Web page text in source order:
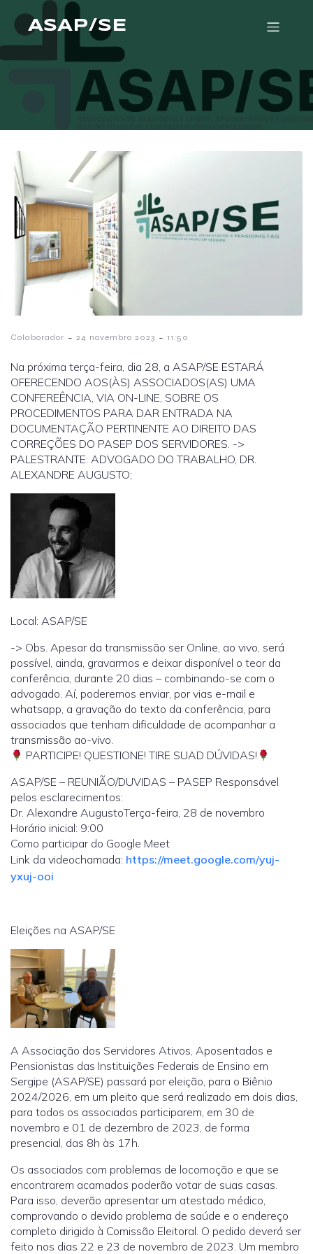
ASAP/SE
Colaborador - 24 novembro 2023 - 11:50
Na próxima terça-feira, dia 28, a ASAP/SE ESTARÁ
OFERECENDO AOS(ÀS) ASSOCIADOS(AS) UMA
CONFEREÊNCIA, VIA ON-LINE, SOBRE OS
PROCEDIMENTOS PARA DAR ENTRADA NA
DOCUMENTAÇÃO PERTINENTE AO DIREITO DAS
CORREÇÕES DO PASEP DOS SERVIDORES. ->
PALESTRANTE: ADVOGADO DO TRABALHO, DR.
ALEXANDRE AUGUSTO;
Local: ASAP/SE
-> Obs. Apesar da transmissão ser Online, ao vivo, será
possível, ainda, gravarmos e deixar disponível o teor da
conferência, durante 20 dias – combinando-se com o
advogado. Aí, poderemos enviar, por vias e-mail e
whatsapp, a gravação do texto da conferência, para
associados que tenham dificuldade de acompanhar a
transmissão ao-vivo.
PARTICIPE! QUESTIONE! TIRE SUAD DÚVIDAS!
ASAP/SE – REUNIÃO/DUVIDAS – PASEP Responsável
pelos esclarecimentos:
Dr. Alexandre AugustoTerça-feira, 28 de novembro
Horário inicial: 9:00
Como participar do Google Meet
Link da videochamada: https://meet.google.com/yuj-
yxuj-ooi
Eleições na ASAP/SE
A Associação dos Servidores Ativos, Aposentados e
Pensionistas das Instituições Federais de Ensino em
Sergipe (ASAP/SE) passará por eleição, para o Biênio
2024/2026, em um pleito que será realizado em dois dias,
para todos os associados participarem, em 30 de
novembro e 01 de dezembro de 2023, de forma
presencial, das 8h às 17h.
Os associados com problemas de locomoção e que se
encontrarem acamados poderão votar de suas casas.
Para isso, deverão apresentar um atestado médico,
comprovando o devido problema de saúde e o endereço
completo dirigido à Comissão Eleitoral. O pedido deverá ser
feito nos dias 22 e 23 de novembro de 2023. Um membro